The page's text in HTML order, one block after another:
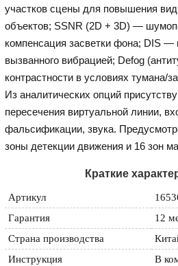
участков сцены для повышения
объектов; SSNR (2D + 3D) —
компенсация засветки фона; DIS —
вызванного вибрацией; Defog
контрастности в условиях тумана/
Из аналитических опций
пересечения виртуальной линии,
фальсификации, звука.
зоны детекции движения и 16 зон
Краткие
Артикул
Гарантия
12
Страна производства
Инструкция
В